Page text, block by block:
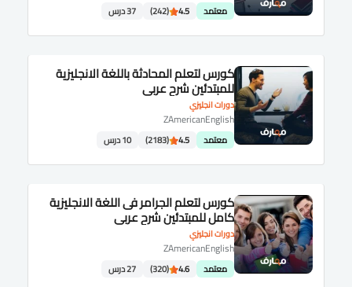
معتمد 4.5
(242) 37 درس
دورات انجليزي
كورس لتعلم المحادثة باللغة الانجليزية
للمبتدئين شرح عربى
ZAmericanEnglish
معتمد 4.5
(2183) 10 درس
دورات انجليزي
كورس لتعلم الجرامر فى اللغة الانجليزية
كامل للمبتدئين شرح عربى
ZAmericanEnglish
معتمد 4.6
(320) 27 درس